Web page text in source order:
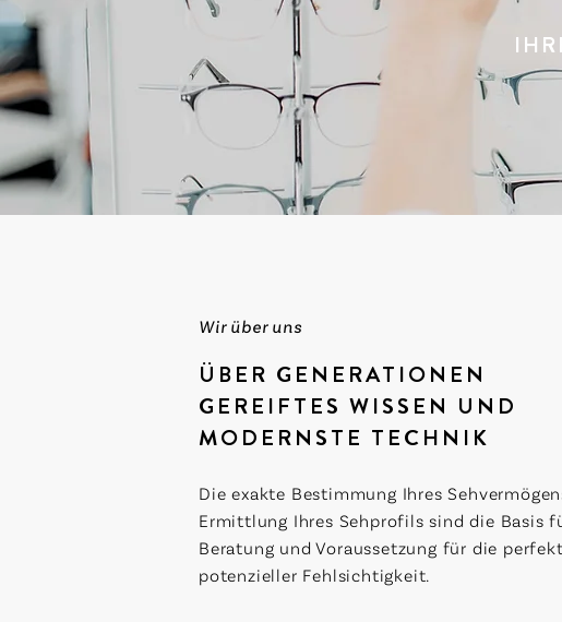
Wir über uns
ÜBER GENERATIONEN
GEREIFTES WISSEN UND
MODERNSTE TECHNIK
Die exakte Bestimmung Ihres
Ermittlung Ihres Sehprofils sind die Basis
Beratung und Voraussetzung für die
potenzieller Fehlsichtigkeit.